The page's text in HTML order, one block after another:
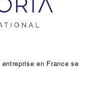
entreprise en France se